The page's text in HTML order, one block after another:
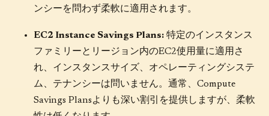
ンシーを問わず柔軟に適用されます。
EC2 Instance Savings Plans: 特定のインスタンス
ファミリーとリージョン内のEC2使用量に適用さ
れ、インスタンスサイズ、オペレーティングシステ
ム、テナンシーは問いません。通常、Compute
Savings Plansよりも深い割引を提供しますが、柔軟